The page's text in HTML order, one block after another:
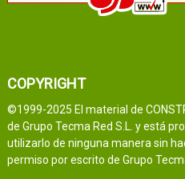
COPYRIGHT
©1999-2025 El material de
de Grupo Tecma Red S.L. y está
utilizarlo de ninguna manera sin
permiso por escrito de Grupo